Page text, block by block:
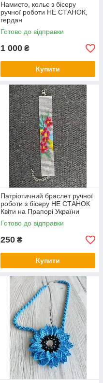
Намисто, кольє з бісеру
ручної роботи НЕ СТАНОК,
гердан
Готово до відправки
1 000 ₴
Купити
Патріотичний браслет ручної
роботи з бісеру НЕ СТАНОК
Квіти на Прапорі України
Готово до відправки
250 ₴
Купити